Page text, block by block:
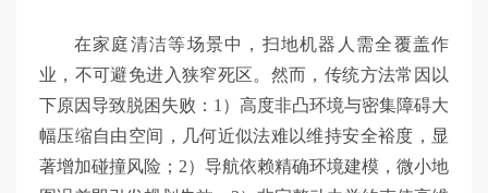
在家庭清洁等场景中，扫地机器人需全覆盖作
业，不可避免进入狭窄死区。然而，传统方法常因以
下原因导致脱困失败：1）高度非凸环境与密集障碍大
幅压缩自由空间，几何近似法难以维持安全裕度，显
著增加碰撞风险；2）导航依赖精确环境建模，微小地